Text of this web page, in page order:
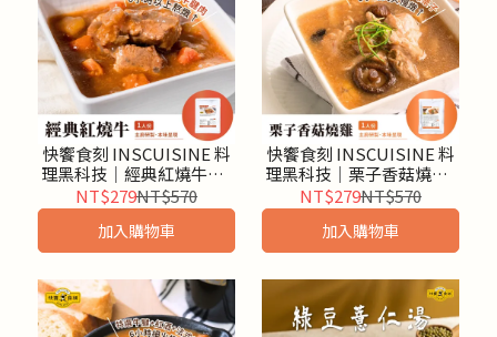
快饗食刻 INSCUISINE 料
理黑科技│經典紅燒牛肉3
入組
NT$279NT$570
加入購物車
快饗食刻 INSCUISINE 料
理黑科技│栗子香菇燒雞3
入組
NT$279NT$570
加入購物車